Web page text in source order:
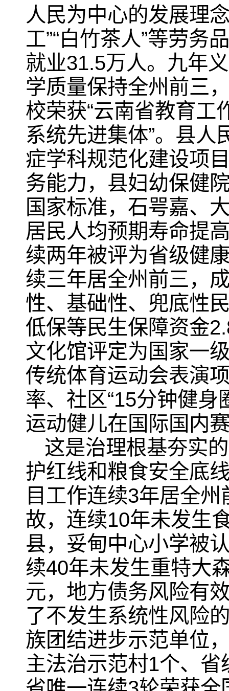
人民为中心的发展理
工”“白竹茶人”等劳务
就业31.5万人。九年
学质量保持全州前三
校荣获“云南省教育工
系统先进集体”。县
症学科规范化建设项
务能力，县妇幼保健
国家标准，石咢嘉、
居民人均预期寿命提
续两年被评为省级健
续三年居全州前三，
性、基础性、兜底性
低保等民生保障资金
文化馆评定为国家一
传统体育运动会表演
率、社区“15分钟健
运动健儿在国际国内
这是治理根基夯实
护红线和粮食安全底
目工作连续3年居全
故，连续10年未发生
县，妥甸中心小学被
续40年未发生重特大
元，地方债务风险有
了不发生系统性风险
族团结进步示范单位
主法治示范村1个、